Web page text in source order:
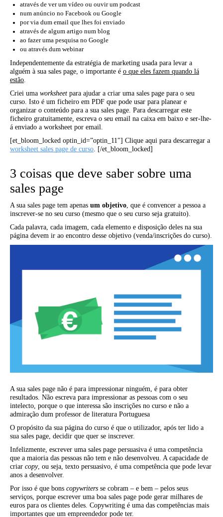
através de ver um vídeo ou ouvir um podcast
num anúncio no Facebook ou Google
por via dum email que lhes foi enviado
através de algum artigo num blog
ao fazer uma pesquisa no Google
ou através dum webinar
Independentemente da estratégia de marketing usada para levar a
alguém à sua sales page, o importante é o que eles fazem quando lá
estão
Criei uma worksheet para ajudar a criar uma sales page para o seu
curso. Isto é um ficheiro em PDF que pode usar para planear e
organizar o conteúdo para a sua sales page. Para descarregar este
ficheiro gratuitamente, escreva o seu email na caixa em baixo e ser-lhe-
á enviado a worksheet por email.
[et_bloom_locked optin_id=”optin_11″] Clique aqui para descarregar a
worksheet sales page de curso . [/et_bloom_locked]
3 coisas que deve saber sobre uma
sales page
A sua sales page tem apenas um objetivo , que é convencer a pessoa a
inscrever-se no seu curso (mesmo que o seu curso seja gratuito).
Cada palavra, cada imagem, cada elemento e disposição deles na sua
página devem ir ao encontro desse objetivo (venda/inscrições do curso).
A sua sales page não é para impressionar ninguém, é para obter
resultados. Não escreva para impressionar as pessoas com o seu
intelecto, porque o que interessa são inscrições no curso e não a
admiração dum professor de literatura Portuguesa
O propósito da sua página do curso é que o utilizador, após ter lido a
sua sales page, decidir que quer se inscrever.
Infelizmente, escrever uma sales page persuasiva é uma competência
que a maioria das pessoas não tem e não desenvolveu. A capacidade de
criar copy, ou seja, texto persuasivo, é uma competência que pode levar
anos a desenvolver.
Por isso é que bons copywriters se cobram – e bem – pelos seus
serviços, porque escrever uma boa sales page pode gerar milhares de
euros para os clientes deles. Copywriting é uma das competências mais
importantes que um empreendedor pode ter.